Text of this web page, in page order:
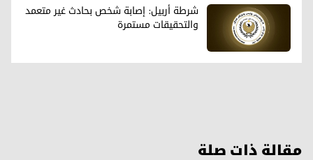
شرطة أربيل: إصابة شخص بحادث غير متعمد
والتحقيقات مستمرة
مقالة ذات صلة